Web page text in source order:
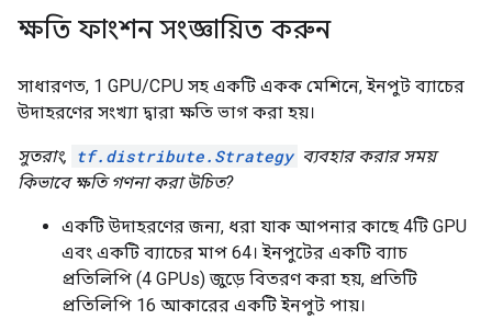
      shape {
      }
  }
}
experimental_type {
  type_id: TFT_PRODUCT
  args {
    type_id: TFT_DATASET
    args {
      type_id: TFT_PRODUCT
      args {
        type_id: TFT_TENSOR
        args {
ক্ষতি ফাংশন সংজ্ঞায়িত করুন
সাধারণত, 1 GPU/CPU সহ একটি একক মেশিনে, ইনপুট ব্যাচের
উদাহরণের সংখ্যা দ্বারা ক্ষতি ভাগ করা হয়।
সুতরাং, tf.distribute.Strategy ব্যবহার করার সময়
কিভাবে ক্ষতি গণনা করা উচিত?
একটি উদাহরণের জন্য, ধরা যাক আপনার কাছে 4টি GPU
এবং একটি ব্যাচের মাপ 64। ইনপুটের একটি ব্যাচ
প্রতিলিপি (4 GPUs) জুড়ে বিতরণ করা হয়, প্রতিটি
প্রতিলিপি 16 আকারের একটি ইনপুট পায়।